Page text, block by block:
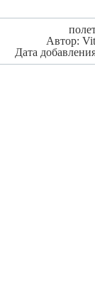
Автор:
Дата